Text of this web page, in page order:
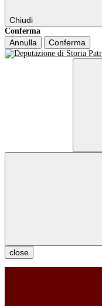
Chiudi
Conferma
Annulla Conferma
close